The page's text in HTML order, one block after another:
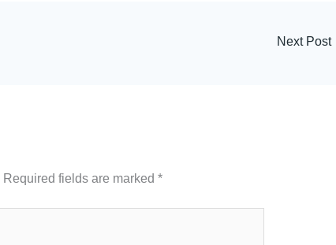
Next Post
Required fields are marked *